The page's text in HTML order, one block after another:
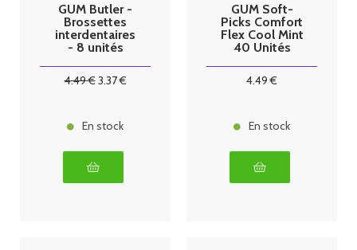
GUM Butler -
Brossettes
interdentaires
- 8 unités
4.49€3.37€
En stock
GUM Soft-
Picks Comfort
Flex Cool Mint
40 Unités
4.49 €
En stock